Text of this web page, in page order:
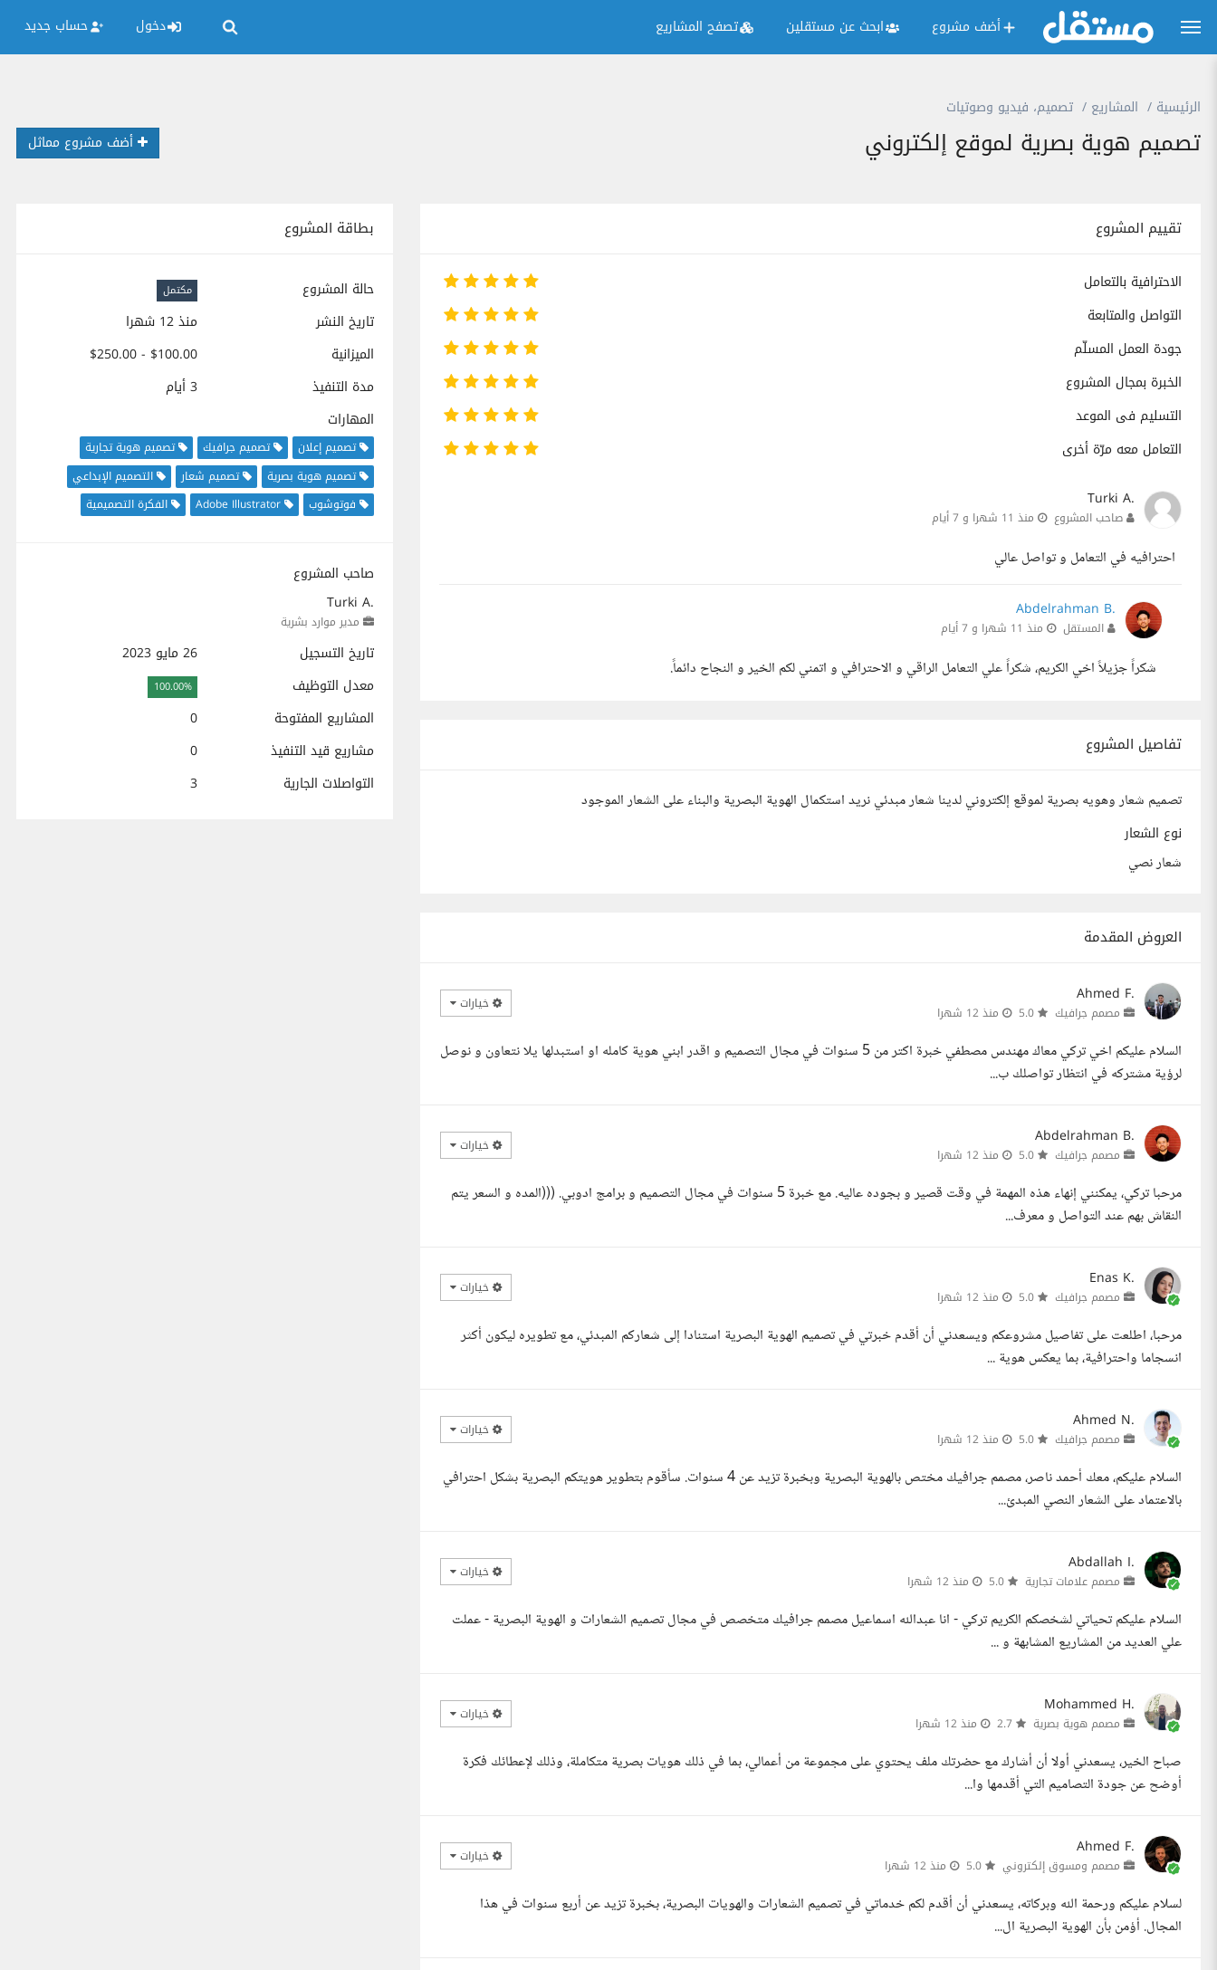
أضف مشروع ابحث عن مستقلين تصفح المشاريع دخول حساب جديد
الرئيسية المشاريع تصميم، فيديو وصوتيات
تصميم هوية بصرية لموقع إلكتروني أضف مشروع مماثل
بطاقة المشروع
حالة المشروع مكتمل
تاريخ النشر
منذ 12 شهرا
الميزانية
$100.00 - $250.00
مدة التنفيذ
3 أيام
المهارات
تصميم إعلان تصميم جرافيك
تصميم هوية تجارية
تصميم هوية بصرية
تصميم شعار
التصميم الإبداعي
فوتوشوب
Adobe Illustrator الفكرة التصميمية
صاحب المشروع
Turki A.
مدير موارد بشرية
تاريخ التسجيل
26 مايو 2023
معدل التوظيف
100.00%
المشاريع المفتوحة
0
مشاريع قيد التنفيذ
0
التواصلات الجارية
3
تقييم المشروع
الاحترافية بالتعامل
التواصل والمتابعة
جودة العمل المسلّم
الخبرة بمجال المشروع
التسليم فى الموعد
التعامل معه مرّة أخرى
Turki A.
صاحب المشروع منذ 11 شهرا و 7 أيام
احترافيه في التعامل و تواصل عالي
Abdelrahman B.
المستقل منذ 11 شهرا و 7 أيام
شكراً جزيلاً اخي الكريم، شكراً علي التعامل الراقي و الاحترافي و اتمني لكم الخير و النجاح دائماً.
تفاصيل المشروع
تصميم شعار وهويه بصرية لموقع إلكتروني لدينا شعار مبدئي نريد استكمال الهوية البصرية والبناء على الشعار الموجود
نوع الشعار
شعار نصي
العروض المقدمة
Ahmed F.
مصمم جرافيك منذ 12 شهرا خيارات
السلام عليكم اخي تركي معاك مهندس مصطفي خبرة اكتر من 5 سنوات في مجال التصميم و اقدر ابني هوية كامله او استبدلها يلا نتعاون و نوصل
لرؤية مشتركه في انتظار تواصلك ب...
Abdelrahman B.
مصمم جرافيك منذ 12 شهرا خيارات
مرحبا تركي، يمكنني إنهاء هذه المهمة في وقت قصير و بجوده عاليه. مع خبرة 5 سنوات في مجال التصميم و برامج ادوبي. (((المده و السعر يتم
النقاش بهم عند التواصل و معرف...
Enas K.
مصمم جرافيك منذ 12 شهرا خيارات
مرحبا، اطلعت على تفاصيل مشروعكم ويسعدني أن أقدم خبرتي في تصميم الهوية البصرية استنادا إلى شعاركم المبدئي، مع تطويره ليكون أكثر
انسجاما واحترافية، بما يعكس هوية ...
Ahmed N.
مصمم جرافيك منذ 12 شهرا خيارات
السلام عليكم، معك أحمد ناصر، مصمم جرافيك مختص بالهوية البصرية وبخبرة تزيد عن 4 سنوات. سأقوم بتطوير هويتكم البصرية بشكل احترافي
بالاعتماد على الشعار النصي المبدئ...
Abdallah I.
مصمم علامات تجارية منذ 12 شهرا خيارات
السلام عليكم تحياتي لشخصكم الكريم تركي - انا عبدالله اسماعيل مصمم جرافيك متخصص في مجال تصميم الشعارات و الهوية البصرية - عملت
علي العديد من المشاريع المشابهة و ...
Mohammed H.
مصمم هوية بصرية منذ 12 شهرا خيارات
صباح الخير، يسعدني أولا أن أشارك مع حضرتك ملف يحتوي على مجموعة من أعمالي، بما في ذلك هويات بصرية متكاملة، وذلك لإعطائك فكرة
أوضح عن جودة التصاميم التي أقدمها وا...
Ahmed F.
مصمم ومسوق إلكتروني منذ 12 شهرا خيارات
لسلام عليكم ورحمة الله وبركاته، يسعدني أن أقدم لكم خدماتي في تصميم الشعارات والهويات البصرية، بخبرة تزيد عن أربع سنوات في هذا
المجال. أؤمن بأن الهوية البصرية ال...